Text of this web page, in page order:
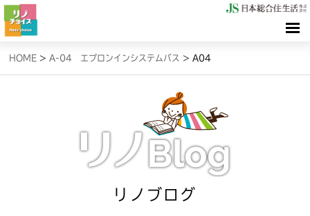
HOME
情報（リノブログ）
HOME > A-04 エプロンインシステムバス > A04
リノブログ